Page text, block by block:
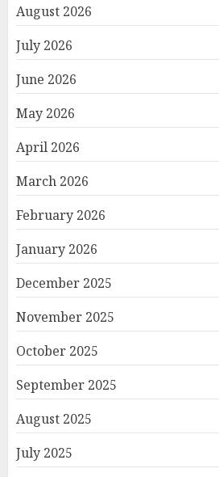
August 2026
July 2026
June 2026
May 2026
April 2026
March 2026
February 2026
January 2026
December 2025
November 2025
October 2025
September 2025
August 2025
July 2025